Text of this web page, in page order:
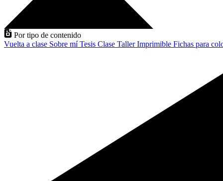
Por tipo de contenido
Vuelta a clase Sobre míTesis Clase TallerImprimible Fichas para